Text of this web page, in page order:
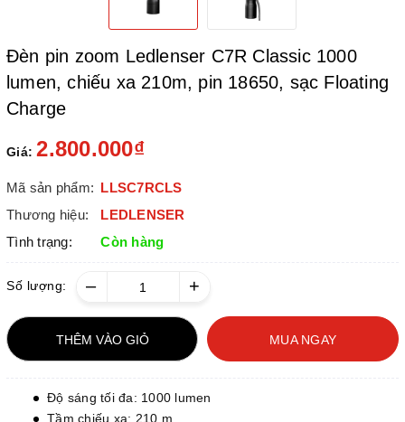
Đèn pin zoom Ledlenser C7R Classic 1000
lumen, chiếu xa 210m, pin 18650, sạc Floating
Charge
Giá: 2.800.000₫
Mã sản phẩm: LLSC7RCLS
Thương hiệu:
LEDLENSER
Tình trạng:
Còn hàng
Số lượng: – +
THÊM VÀO GIỎ MUA NGAY
Độ sáng tối đa: 1000 lumen
Tầm chiếu xa: 210 m